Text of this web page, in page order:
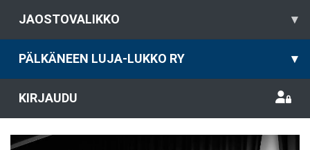
JAOSTOVALIKKO ▾
PÄLKÄNEEN LUJA-LUKKO RY ▾
KIRJAUDU